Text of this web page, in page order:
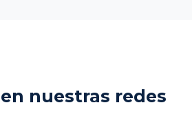
nuestras redes